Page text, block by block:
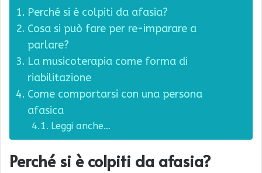
Perché si è colpiti da afasia?
Cosa si può fare per re-imparare a
parlare?
La musicoterapia come forma di
riabilitazione
Come comportarsi con una persona
afasica
Leggi anche…
Perché si è colpiti da afasia?